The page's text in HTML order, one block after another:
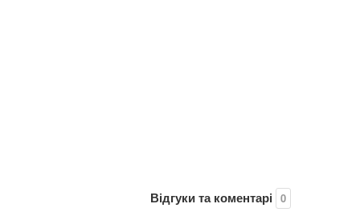
Відгуки та коментарі 0